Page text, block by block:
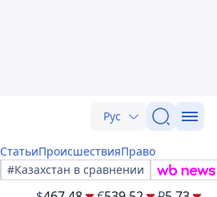
Рус
СтатьиПроисшествияПраво
#Казахстан в сравнении